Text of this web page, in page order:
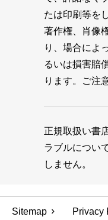
たは印刷等を
著作権、肖像
り、場合によ
るいは損害賠
ります。ご注
正規取扱い書
ラブルについ
しません。
Sitemap Privacy